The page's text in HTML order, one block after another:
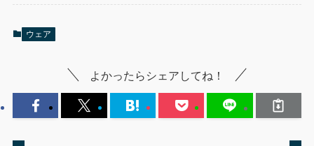
ウェア
よかったらシェアしてね！